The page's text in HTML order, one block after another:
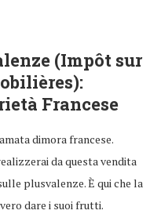
(Impôt sur
Francese
dimora francese.
da questa vendita
plusvalenze. È qui che la
dare i suoi frutti.